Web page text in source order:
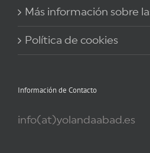
Más información sobre
Política de cookies
Información de Contacto
info(at)yolandaabad.es